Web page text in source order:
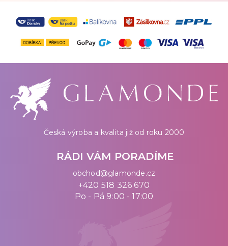
Česká výroba a kvalita již od roku 2000
RÁDI VÁM PORADÍME
obchod@glamonde.cz
+420 518 326 670
Po - Pá 9:00 - 17:00